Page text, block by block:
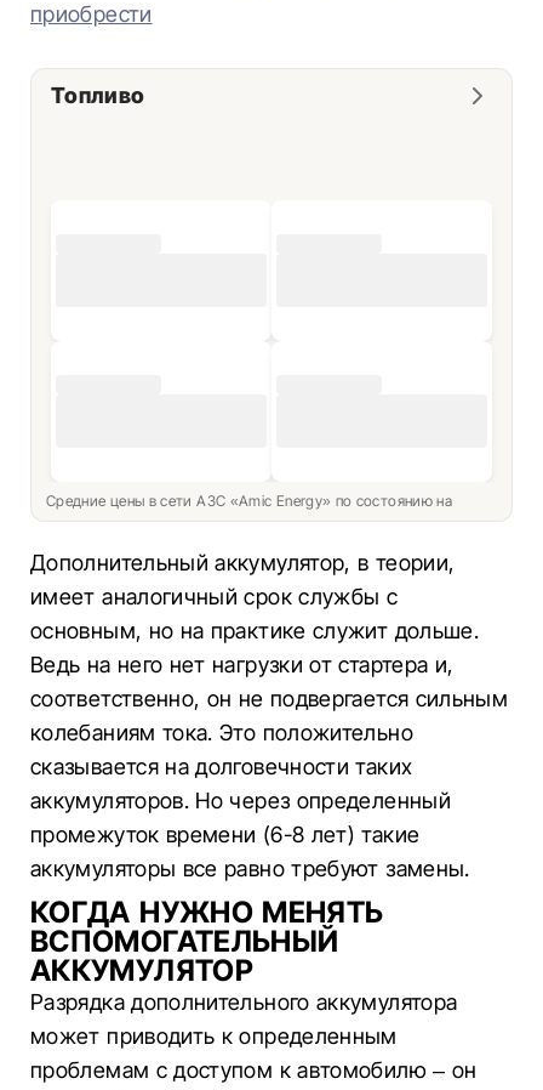
приобрести
Топливо
Средние цены в сети АЗС «Amic Energy» по состоянию на
Дополнительный аккумулятор, в теории,
имеет аналогичный срок службы с
основным, но на практике служит дольше.
Ведь на него нет нагрузки от стартера и,
соответственно, он не подвергается сильным
колебаниям тока. Это положительно
сказывается на долговечности таких
аккумуляторов. Но через определенный
промежуток времени (6-8 лет) такие
аккумуляторы все равно требуют замены.
КОГДА НУЖНО МЕНЯТЬ
ВСПОМОГАТЕЛЬНЫЙ
АККУМУЛЯТОР
Разрядка дополнительного аккумулятора
может приводить к определенным
проблемам с доступом к автомобилю – он